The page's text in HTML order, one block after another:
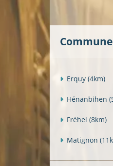
Erquy (4km)
Hénanbihen
Fréhel (8km)
Matignon